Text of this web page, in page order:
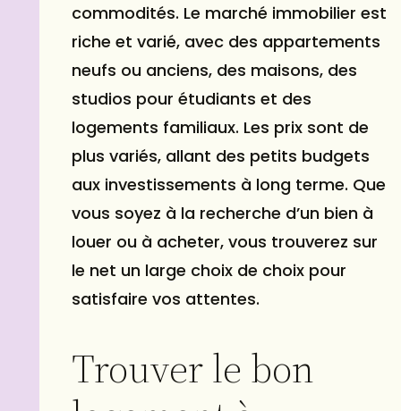
commodités. Le marché immobilier est
riche et varié, avec des appartements
neufs ou anciens, des maisons, des
studios pour étudiants et des
logements familiaux. Les prix sont de
plus variés, allant des petits budgets
aux investissements à long terme. Que
vous soyez à la recherche d’un bien à
louer ou à acheter, vous trouverez sur
le net un large choix de choix pour
satisfaire vos attentes.
Trouver le bon